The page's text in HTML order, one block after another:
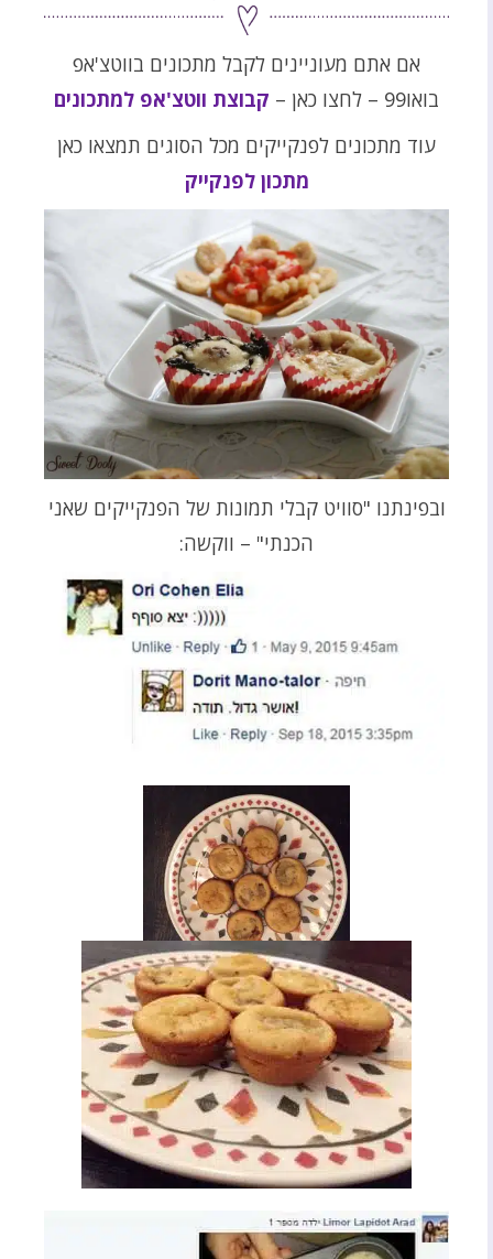
אם אתם מעוניינים לקבל מתכונים בווטצ'אפ
בואו99 – לחצו כאן –
קבוצת ווטצ'אפ למתכונים
עוד מתכונים לפנקייקים מכל הסוגים תמצאו כאן
מתכון לפנקייק
ובפינתנו "סוויט קבלי תמונות של הפנקייקים שאני
הכנתי" – ווקשה: